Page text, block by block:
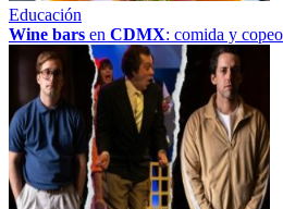
Educación
Wine bars en CDMX: comida y